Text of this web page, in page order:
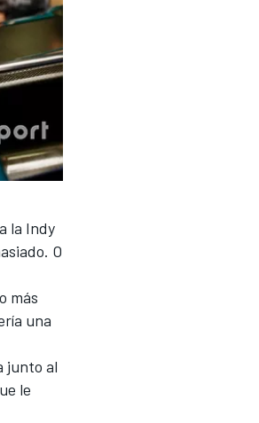
la Indy
O
más
una
junto al
le